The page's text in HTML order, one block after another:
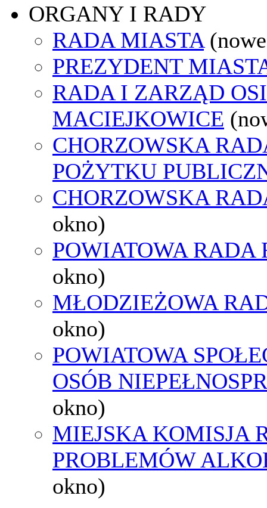
ORGANY I RADY
RADA MIASTA
PREZYDENT
RADA I ZARZĄD
MACIEJKOWICE
CHORZOWSKA
POŻYTKU
CHORZOWSKA
okno)
POWIATOWA RADA
okno)
MŁODZIEŻOWA
okno)
POWIATOWA
OSÓB
okno)
MIEJSKA KOMISJA
PROBLEMÓW
okno)